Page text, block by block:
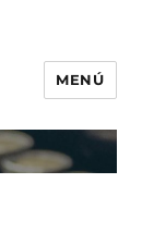
MENÚ